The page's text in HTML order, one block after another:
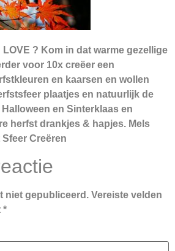
LOVE ? Kom in dat warme gezellige
voor 10x creëer een
en kaarsen en wollen
plaatjes en natuurlijk de
en Sinterklaas en
herfst drankjes & hapjes. Mels
Creëren
niet gepubliceerd. Vereiste velden
*